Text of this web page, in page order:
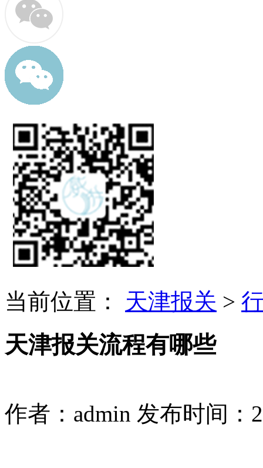
当前位置： 天津报关 >
天津报关流程有哪些
作者：admin 发布时间：